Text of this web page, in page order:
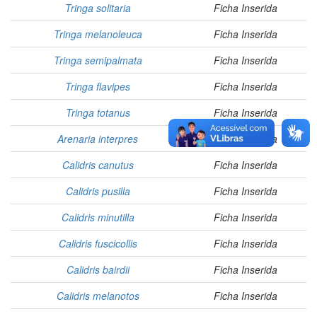
Tringa solitaria
Ficha Inserida
Tringa melanoleuca
Ficha Inserida
Tringa semipalmata
Ficha Inserida
Tringa flavipes
Ficha Inserida
Tringa totanus
Ficha Inserida
Arenaria interpres
Ficha Inserida
Calidris canutus
Ficha Inserida
Calidris pusilla
Ficha Inserida
Calidris minutilla
Ficha Inserida
Calidris fuscicollis
Ficha Inserida
Calidris bairdii
Ficha Inserida
Calidris melanotos
Ficha Inserida